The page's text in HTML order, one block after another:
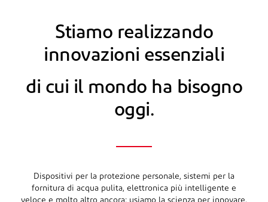
Stiamo realizzando
innovazioni essenziali
di cui il mondo ha bisogno
oggi.
Dispositivi per la protezione personale, sistemi per la
fornitura di acqua pulita, elettronica più intelligente e